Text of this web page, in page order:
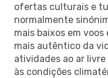
ofertas culturais e
normalmente
mais baixos em
mais autêntico da
atividades ao ar
às condições